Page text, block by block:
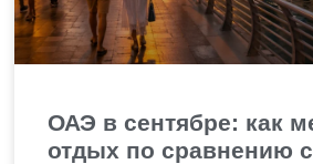
ОАЭ в сентябре: как
отдых по сравнению